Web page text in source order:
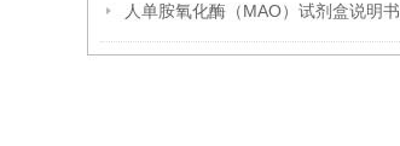
人单胺氧化酶（MAO）试剂盒说明书